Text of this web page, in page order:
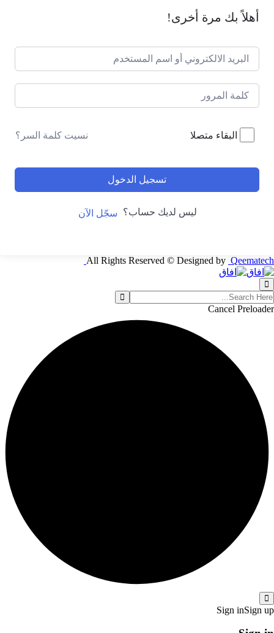
أهلاً بك مرة أخرى!
البقاء متصلا نسيت كلمة السر؟
تسجيل الدخول
ليس لديك حساب؟ سجّل الآن
All Rights Reserved © Designed by Qeematech
Cancel Preloader
Sign inSign up